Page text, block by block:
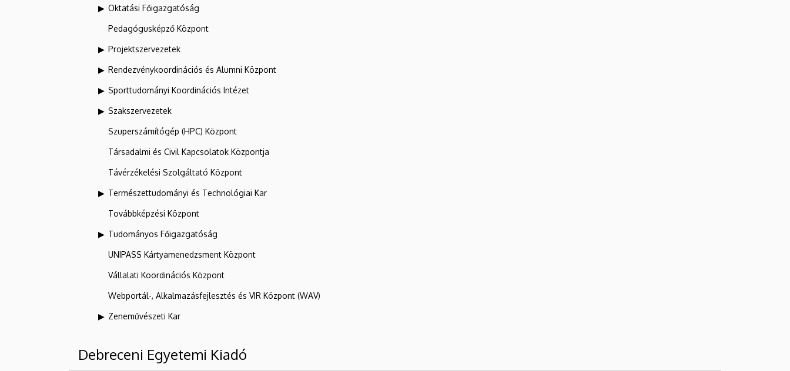
Oktatási Főigazgatóság
Pedagógusképző Központ
Projektszervezetek
Rendezvénykoordinációs és Alumni Központ
Sporttudományi Koordinációs Intézet
Szakszervezetek
Szuperszámítógép (HPC) Központ
Társadalmi és Civil Kapcsolatok Központja
Távérzékelési Szolgáltató Központ
Természettudományi és Technológiai Kar
Továbbképzési Központ
Tudományos Főigazgatóság
UNIPASS Kártyamenedzsment Központ
Vállalati Koordinációs Központ
Webportál-, Alkalmazásfejlesztés és VIR Központ (WAV)
Zeneművészeti Kar
Debreceni Egyetemi Kiadó